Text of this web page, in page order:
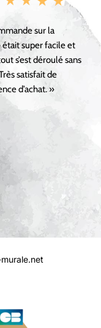
sur la
super facile et
s’est déroulé sans
satisfait de
d’achat. »